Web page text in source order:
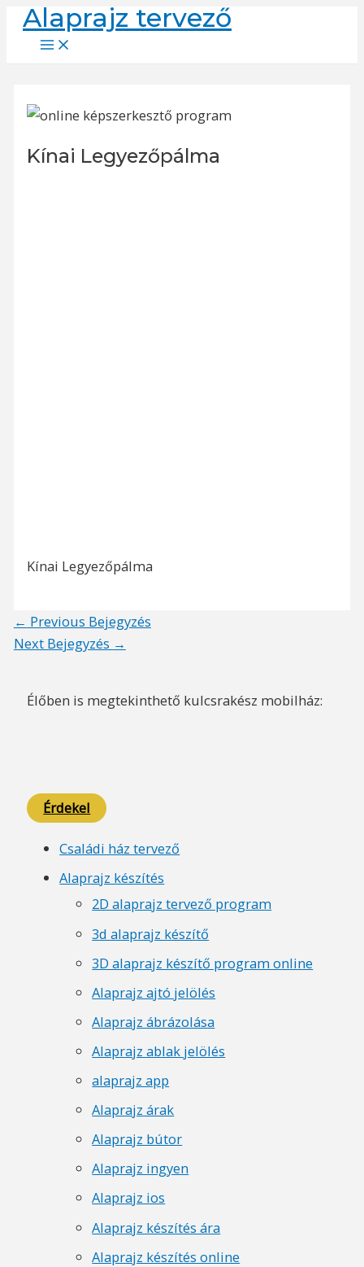
SkipAlaprajz tervező
Main
Menu
Kínai Legyezőpálma
Kínai Legyezőpálma
Post
navigation
← Previous Bejegyzés
Next Bejegyzés →
Élőben is megtekinthető kulcsrakész mobilház:
Érdekel
Családi ház tervező
Alaprajz készítés
2D alaprajz tervező program
3d alaprajz készítő
3D alaprajz készítő program online
Alaprajz ajtó jelölés
Alaprajz ábrázolása
Alaprajz ablak jelölés
alaprajz app
Alaprajz árak
Alaprajz bútor
Alaprajz ingyen
Alaprajz ios
Alaprajz készítés ára
Alaprajz készítés online